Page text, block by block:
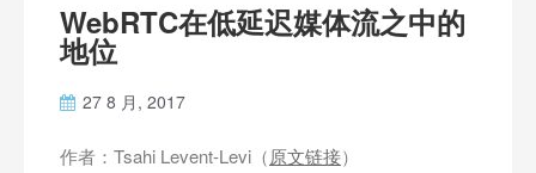
WebRTC在低延迟媒体流之中的
地位
27 8 月, 2017
作者：Tsahi Levent-Levi（原文链接）